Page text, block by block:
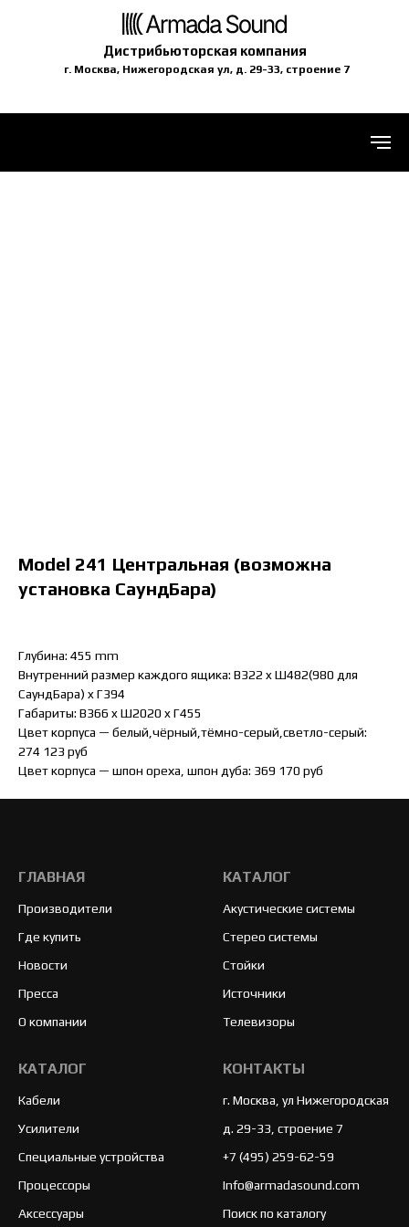
Дистрибьюторская компания
г. Москва, Нижегородская ул, д. 29-33, строение 7
Model 241 Центральная (возможна
установка СаундБара)
Глубина: 455 mm
Внутренний размер каждого ящика: B322 x Ш482(980 для
СаундБара) x Г394
Габариты: B366 x Ш2020 x Г455
Цвет корпуса — белый,чёрный,тёмно-серый,светло-серый:
274 123 руб
Цвет корпуса — шпон ореха, шпон дуба: 369 170 руб
ГЛАВНАЯ
Производители
Где купить
Новости
Пресса
О компании
КАТАЛОГ
Акустические системы
Стерео системы
Стойки
Источники
Телевизоры
КАТАЛОГ
Кабели
Усилители
Специальные устройства
Процессоры
Аксессуары
КОНТАКТЫ
г. Москва, ул Нижегородская
д. 29-33, строение 7
+7 (495) 259-62-59
Info@armadasound.com
Поиск по каталогу